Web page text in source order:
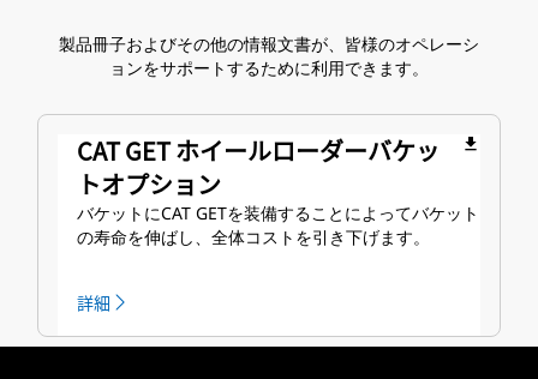
製品冊子およびその他の情報文書が、皆様のオペレーシ
ョンをサポートするために利用できます。
CAT GET ホイールローダーバケッ
トオプション
file_download
バケットにCAT GETを装備することによってバケット
の寿命を伸ばし、全体コストを引き下げます。
詳細